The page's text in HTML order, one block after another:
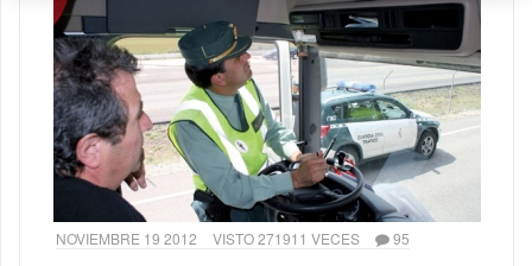
NOVIEMBRE 19 2012 VISTO 271911 VECES 95